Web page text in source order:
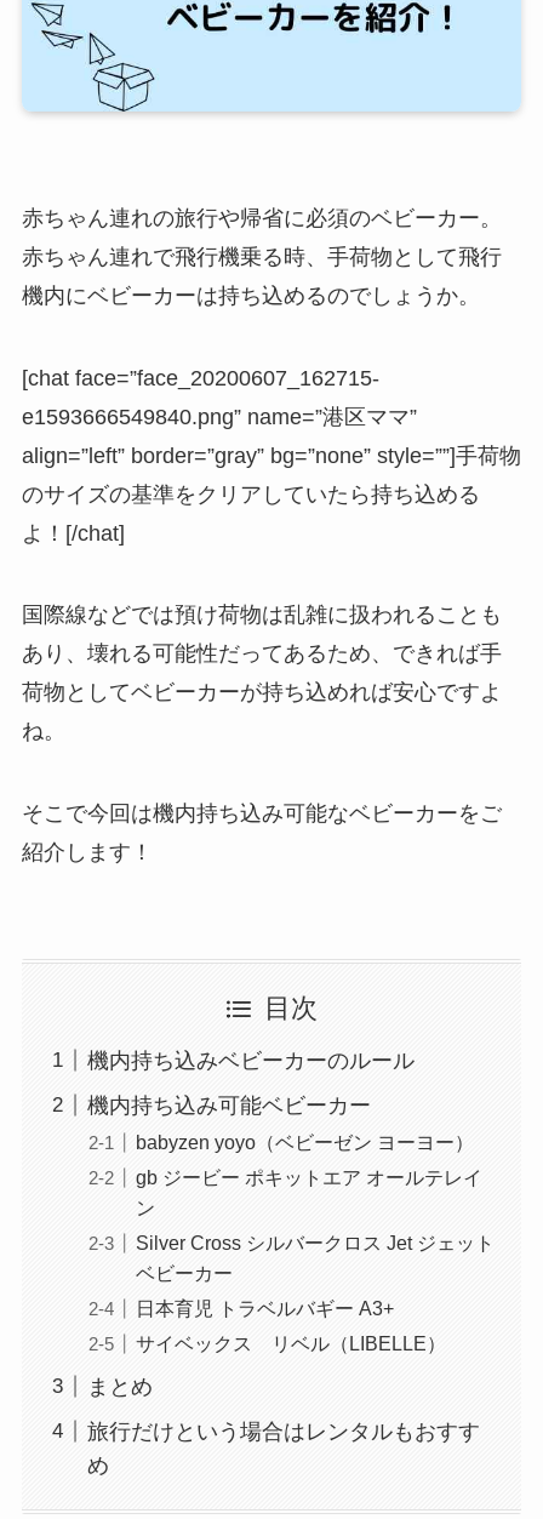
赤ちゃん連れの旅行や帰省に必須のベビーカー。
赤ちゃん連れで飛行機乗る時、手荷物として飛行
機内にベビーカーは持ち込めるのでしょうか。
[chat face=”face_20200607_162715-
e1593666549840.png” name=”港区ママ”
align=”left” border=”gray” bg=”none” style=””]手荷物
のサイズの基準をクリアしていたら持ち込める
よ！[/chat]
国際線などでは預け荷物は乱雑に扱われることも
あり、壊れる可能性だってあるため、できれば手
荷物としてベビーカーが持ち込めれば安心ですよ
ね。
そこで今回は機内持ち込み可能なベビーカーをご
紹介します！
目次
機内持ち込みベビーカーのルール
機内持ち込み可能ベビーカー
babyzen yoyo（ベビーゼン ヨーヨー）
gb ジービー ポキットエア オールテレイ
ン
Silver Cross シルバークロス Jet ジェット
ベビーカー
日本育児 トラベルバギー A3+
サイベックス リベル（LIBELLE）
まとめ
旅行だけという場合はレンタルもおすす
め